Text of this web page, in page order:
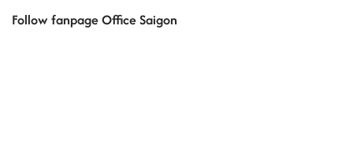
Follow fanpage Office Saigon